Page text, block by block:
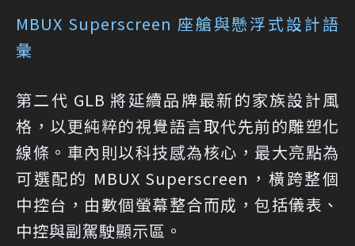
MBUX Superscreen 座艙與懸浮式設計語
彙
第二代 GLB 將延續品牌最新的家族設計風
格，以更純粹的視覺語言取代先前的雕塑化
線條。車內則以科技感為核心，最大亮點為
可選配的 MBUX Superscreen，橫跨整個
中控台，由數個螢幕整合而成，包括儀表、
中控與副駕駛顯示區。